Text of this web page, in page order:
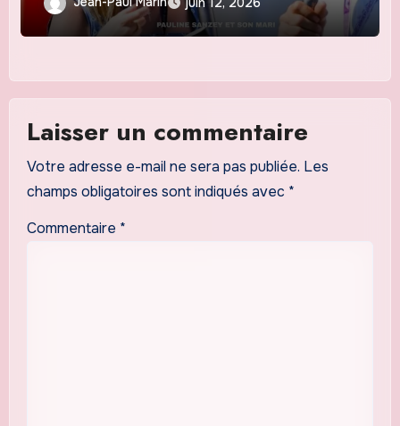
Laisser un commentaire
Votre adresse e-mail ne sera pas publiée. Les
champs obligatoires sont indiqués avec *
Commentaire *